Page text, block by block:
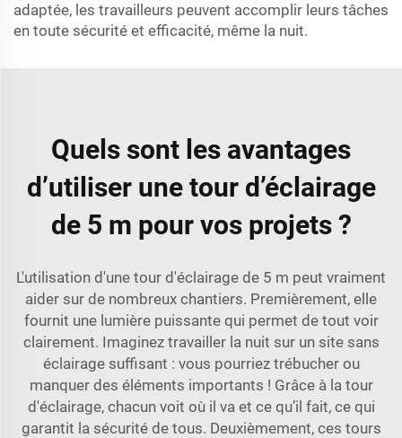
adaptée, les travailleurs peuvent accomplir leurs tâches
en toute sécurité et efficacité, même la nuit.
Quels sont les avantages
d’utiliser une tour d’éclairage
de 5 m pour vos projets ?
L'utilisation d'une tour d'éclairage de 5 m peut vraiment
aider sur de nombreux chantiers. Premièrement, elle
fournit une lumière puissante qui permet de tout voir
clairement. Imaginez travailler la nuit sur un site sans
éclairage suffisant : vous pourriez trébucher ou
manquer des éléments importants ! Grâce à la tour
d'éclairage, chacun voit où il va et ce qu’il fait, ce qui
garantit la sécurité de tous. Deuxièmement, ces tours